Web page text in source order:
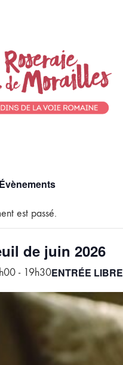
est passé.
de juin 2026
- 19h30ENTRÉE LIBRE